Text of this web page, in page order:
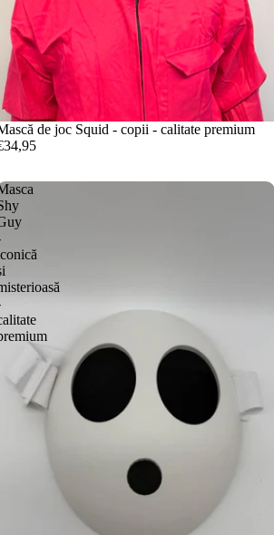
de joc Squid - copii - calitate premium